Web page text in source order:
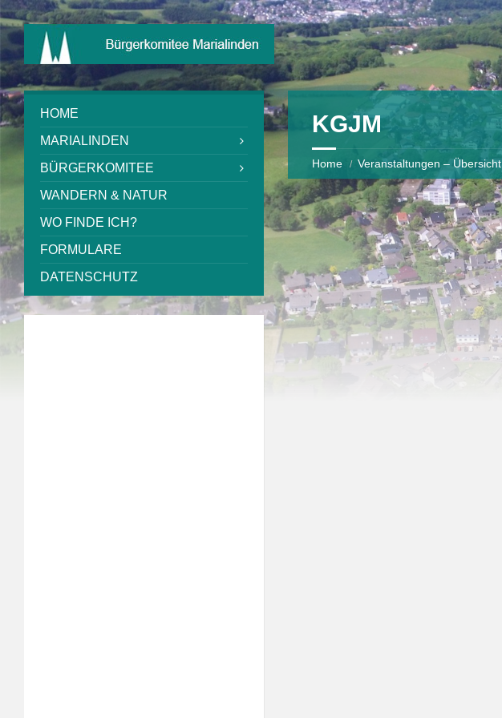
KGJM
Home Veranstaltungen – Übersicht
HOME
MARIALINDEN
BÜRGERKOMITEE
WANDERN & NATUR
WO FINDE ICH?
FORMULARE
DATENSCHUTZ